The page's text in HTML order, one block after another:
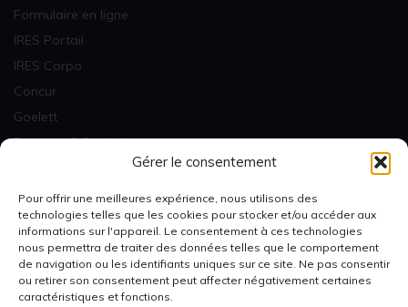
Gérer le consentement
Pour offrir une meilleures expérience, nous utilisons des
technologies telles que les cookies pour stocker et/ou accéder aux
informations sur l'appareil. Le consentement à ces technologies
nous permettra de traiter des données telles que le comportement
de navigation ou les identifiants uniques sur ce site. Ne pas consentir
ou retirer son consentement peut affecter négativement certaines
caractéristiques et fonctions.
Formulaire en ligne
IRES Portail
IRES Corpo
Concur
Goelett
Factures & Statistiques
Newsletter
Je m'inscris